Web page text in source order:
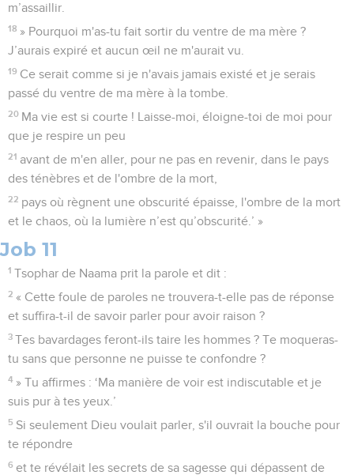
m’assaillir.
18 » Pourquoi m'as-tu fait sortir du ventre de ma mère ?
J’aurais expiré et aucun œil ne m'aurait vu.
19 Ce serait comme si je n'avais jamais existé et je serais
passé du ventre de ma mère à la tombe.
20 Ma vie est si courte ! Laisse-moi, éloigne-toi de moi pour
que je respire un peu
21 avant de m'en aller, pour ne pas en revenir, dans le pays
des ténèbres et de l'ombre de la mort,
22 pays où règnent une obscurité épaisse, l'ombre de la mort
et le chaos, où la lumière n’est qu’obscurité.’ »
Job 11
1 Tsophar de Naama prit la parole et dit :
2 « Cette foule de paroles ne trouvera-t-elle pas de réponse
et suffira-t-il de savoir parler pour avoir raison ?
3 Tes bavardages feront-ils taire les hommes ? Te moqueras-
tu sans que personne ne puisse te confondre ?
4 » Tu affirmes : ‘Ma manière de voir est indiscutable et je
suis pur à tes yeux.’
5 Si seulement Dieu voulait parler, s'il ouvrait la bouche pour
te répondre
6 et te révélait les secrets de sa sagesse qui dépassent de